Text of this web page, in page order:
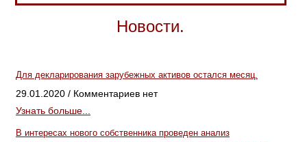
Новости.
Для декларирования зарубежных активов остался месяц.
29.01.2020
Комментариев нет
Узнать больше...
В интересах нового собственника проведен анализ